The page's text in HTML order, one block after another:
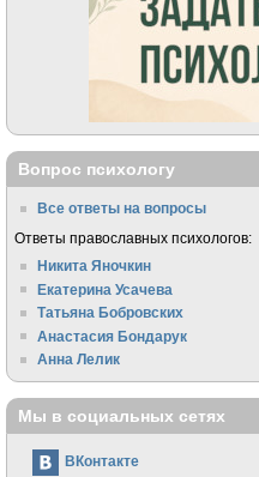
Вопрос психологу
Все ответы на вопросы
Ответы православных психологов:
Никита Яночкин
Екатерина Усачева
Татьяна Бобровских
Анастасия Бондарук
Анна Лелик
Мы в социальных сетях
ВКонтакте